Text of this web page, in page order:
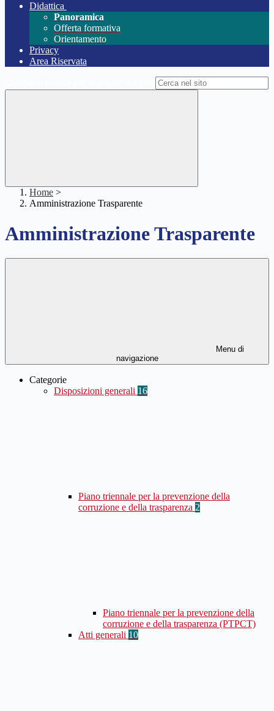
Didattica
Panoramica
Offerta formativa
Orientamento
Privacy
Area Riservata
Home >
Amministrazione Trasparente
Amministrazione Trasparente
Menu di
navigazione
Categorie
Disposizioni generali 16
Piano triennale per la prevenzione della
corruzione e della trasparenza 2
Piano triennale per la prevenzione della
corruzione e della trasparenza (PTPCT)
Atti generali 10